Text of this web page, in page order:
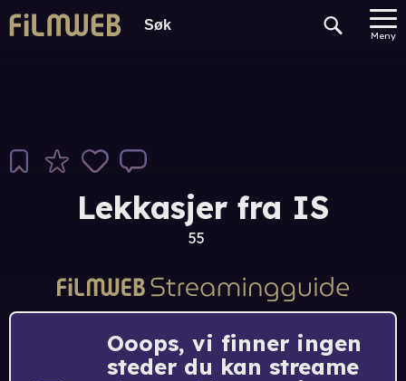
Meny
Lekkasjer fra IS
55
Ooops, vi finner ingen
steder du kan streame